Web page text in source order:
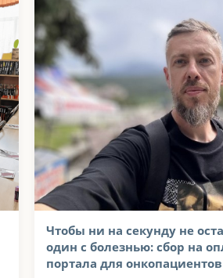
Чтобы ни на секунду не
один с болезнью: сбор на
портала для онкопациентов